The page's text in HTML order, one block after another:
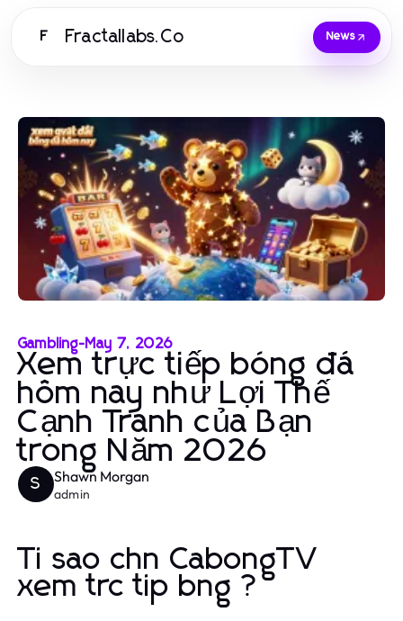
F Fractallabs.Co News
Gambling-May 7, 2026
Xem trực tiếp bóng đá
hôm nay như Lợi Thế
Cạnh Tranh của Bạn
trong Năm 2026
S Shawn Morgan
admin
Ti sao chn CabongTV
xem trc tip bng ?